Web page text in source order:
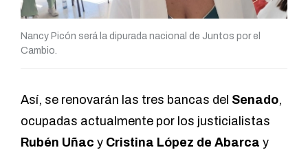
Nancy Picón será la dipurada nacional de Juntos por el
Cambio.
Así, se renovarán las tres bancas del Senado,
ocupadas actualmente por los justicialistas
Rubén Uñac y Cristina López de Abarca y